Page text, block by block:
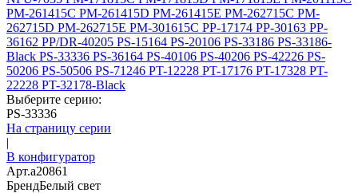
PM-261415C PM-261415D PM-261415E PM-262715C PM-
262715D PM-262715E PM-301615C PP-17174 PP-30163 PP-
36162 PP/DR-40205 PS-15164 PS-20106 PS-33186 PS-33186-
Black PS-33336 PS-36164 PS-40106 PS-40206 PS-42226 PS-
50206 PS-50506 PS-71246 PT-12228 PT-17176 PT-17328 PT-
22228 PT-32178-Black
Выберите серию:
PS-33336
На страницу серии
|
В конфигуратор
Арт.a20861
БрендБелый свет